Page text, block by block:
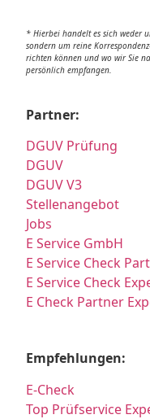
* Hierbei handelt es sich weder
sondern um reine
richten können und wo wir Sie
persönlich empfangen.
Partner:
DGUV Prüfung
DGUV
DGUV V3
Stellenangebot
Jobs
E Service GmbH
E Service Check
E Service Check
E Check Partner
Empfehlungen:
E-Check
Top Prüfservice